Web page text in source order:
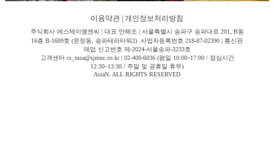
이용약관 개인정보처리방침
주식회사 에스제이엠엔씨 | 대표 안해조 | 서울특별시 송파구 송파대로 201, B동
16층 B-1609호 (문정동, 송파테라타워2) 사업자등록번호 218-87-02390 | 통신판
매업 신고번호 제-2024-서울송파-3233호
고객센터 cs_moa@sjmnc.co.kr | 02-400-6036 (평일 10:00~17:00 / 점심시간
12:30~13:30 / 주말 및 공휴일 휴무)
AsiaN. ALL RIGHTS RESERVED